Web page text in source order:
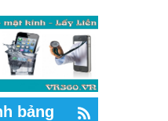
bảng